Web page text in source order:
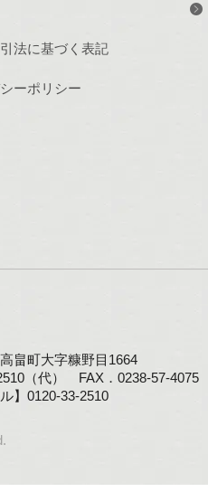
法に基づく表記
ーポリシー
畠町大字糠野目1664
（代） FAX．0238-57-4075
】0120-33-2510